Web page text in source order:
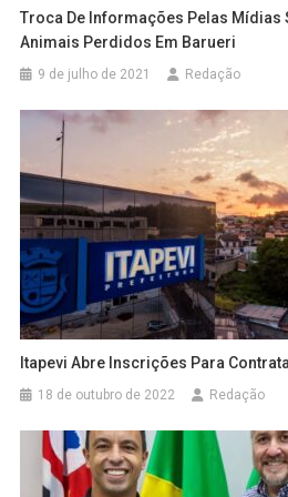
Troca De Informações Pelas Mídias
Animais Perdidos Em Barueri
9 de julho de 2021 Redação
Itapevi Abre Inscrições Para
18 de outubro de 2022 Redação